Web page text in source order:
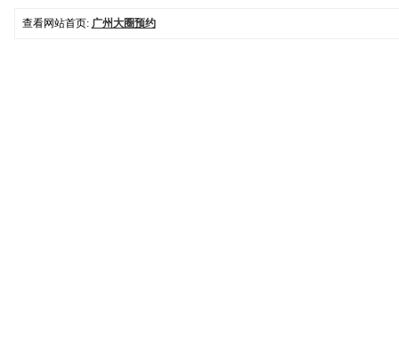
查看网站首页: 广州大圈预约